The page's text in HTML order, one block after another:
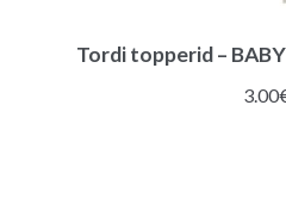
Tordi topperid –
3.00